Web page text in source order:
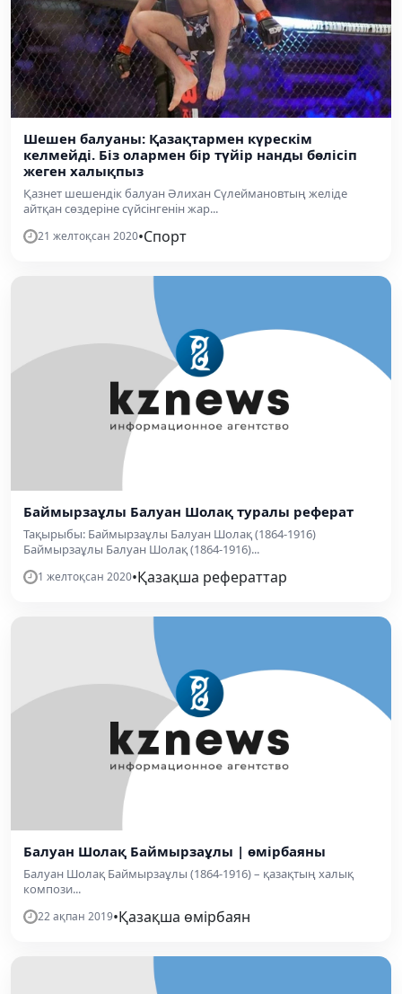
Шешен балуаны: Қазақтармен күрескім
келмейді. Біз олармен бір түйір нанды бөлісіп
жеген халықпыз
Қазнет шешендік балуан Әлихан Сүлеймановтың желіде
айтқан сөздеріне сүйсінгенін жар...
21 желтоқсан 2020•Спорт
Баймырзаұлы Балуан Шолақ туралы реферат
Тақырыбы: Баймырзаұлы Балуан Шолақ (1864-1916)
Баймырзаұлы Балуан Шолақ (1864-1916)...
1 желтоқсан 2020•Қазақша рефераттар
Балуан Шолақ Баймырзаұлы | өмірбаяны
Балуан Шолақ Баймырзаұлы (1864-1916) – қазақтың халық
компози...
22 ақпан 2019•Қазақша өмірбаян